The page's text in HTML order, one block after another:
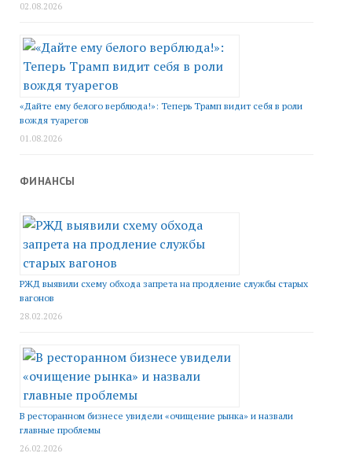
02.08.2026
«Дайте ему белого верблюда!»: Теперь Трамп видит себя в роли
вождя туарегов
01.08.2026
ФИНАНСЫ
РЖД выявили схему обхода запрета на продление службы старых
вагонов
28.02.2026
В ресторанном бизнесе увидели «очищение рынка» и назвали
главные проблемы
26.02.2026